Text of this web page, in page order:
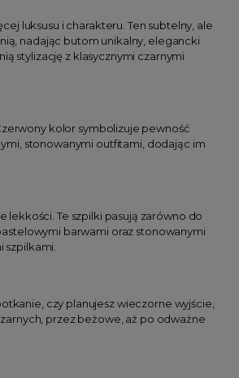
luksusu i charakteru. Ten subtelny, ale
nadając butom unikalny, elegancki
stylizację z klasycznymi czarnymi
kolor symbolizuje pewność
stonowanymi outfitami, dodając im
Te szpilki pasują zarówno do
barwami oraz stonowanymi
szpilkami.
czy planujesz wieczorne wyjście,
przez beżowe, aż po odważne